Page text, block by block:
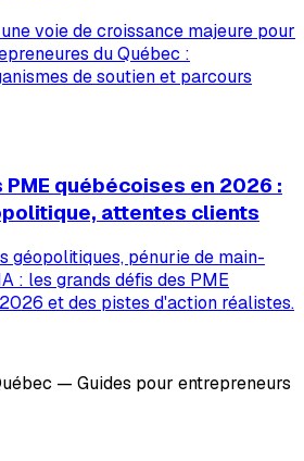
voie de croissance majeure pour
du Québec :
de soutien et parcours
québécoises en 2026 :
attentes clients
géopolitiques, pénurie de main-
: les grands défis des PME
et des pistes d'action réalistes.
— Guides pour entrepreneurs